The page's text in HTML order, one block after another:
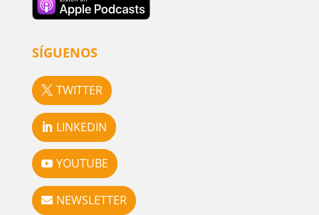
SÍGUENOS
TWITTER
LINKEDIN
YOUTUBE
NEWSLETTER